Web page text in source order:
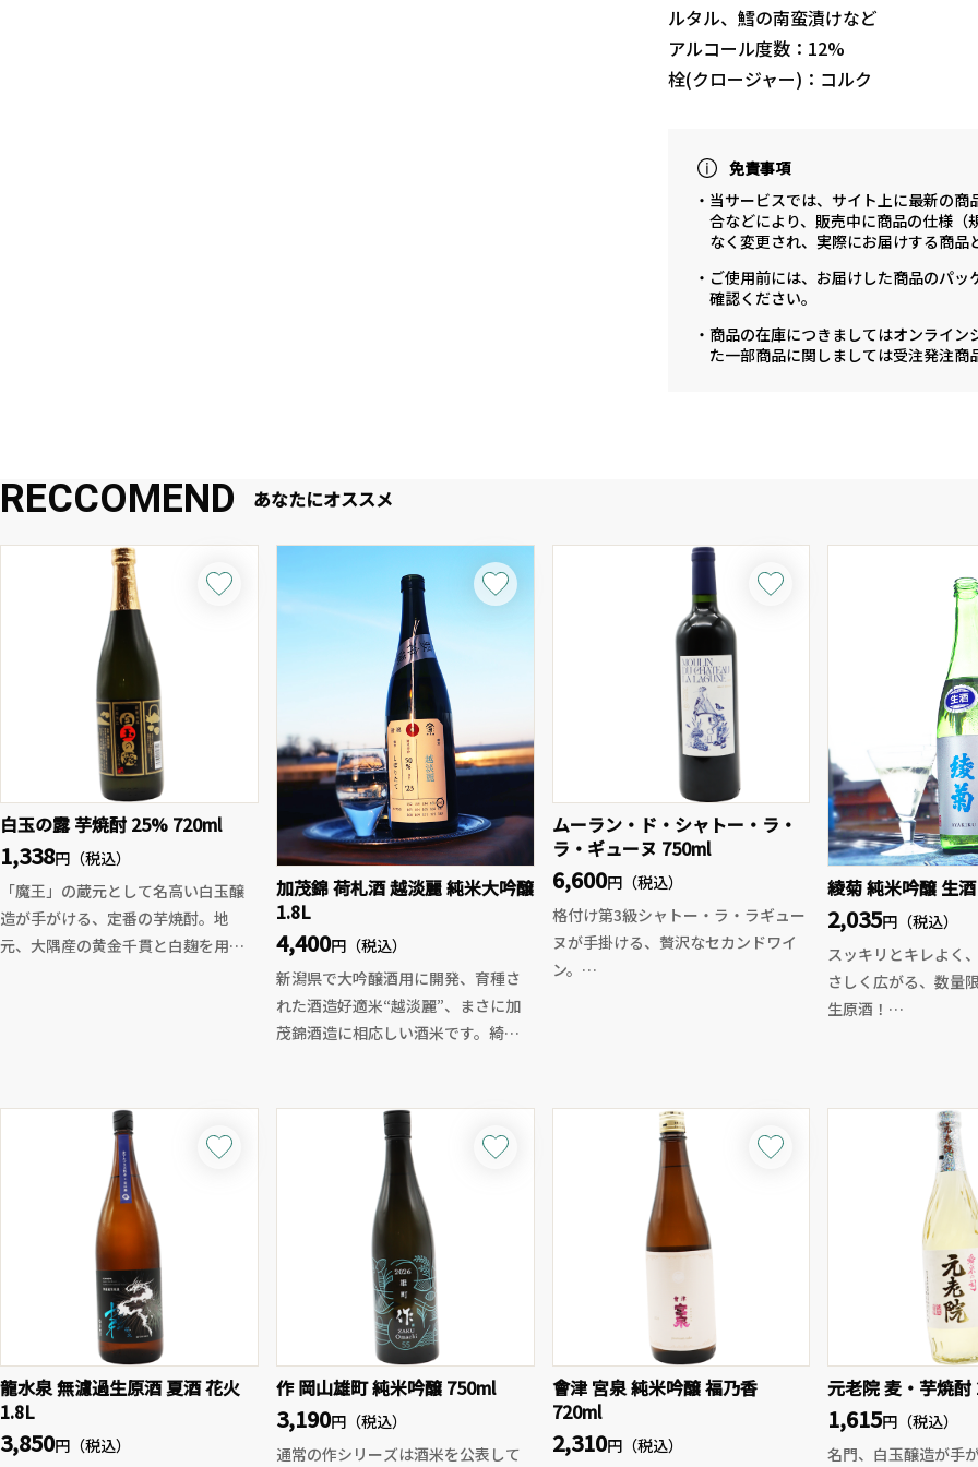
ルタル、鱈の南蛮漬けなど
アルコール度数：12%
栓(クロージャー)：コルク
免責事項
・当サービスでは、サイト上に最新の
合などにより、販売中に商品の仕様
なく変更され、実際にお届けする商
・ご使用前には、お届けした商品のパ
確認ください。
・商品の在庫につきましてはオンライ
た一部商品に関しましては受注発注
RECCOMEND あなたにオススメ
白玉の露 芋焼酎 25% 720ml
1,338円（税込）
「魔王」の蔵元として名高い白玉醸
造が手がける、定番の芋焼酎。地
元、大隅産の黄金千貫と白麹を用
華やかさよりも素朴な旨み、派手さ
よりも日々に寄り添うやさしさを感
じさせる味わいで、ストレート、ロ
ック、水割り、湯割りと飲み方を選ば
ず、日常の一杯としても重宝される
極上のレギュラー酒です。
クセのない飲みやすさと、穏やかな
芋の香りを両立させた一本。魔王に
も通じる、白玉醸造の丁寧な酒づく
りの精神を、是非ご堪能ください。
加茂錦 荷札酒 越淡麗 純米大吟醸
1.8L
4,400円（税込）
新潟県で大吟醸酒用に開発、育種さ
れた酒造好適米“越淡麗”、まさに加
茂錦酒造に相応しい酒米です。綺麗
わい、後味の余韻も優雅で心地よ
い。新潟への拘りを鮮度味と共にお
楽しみください。
ムーラン・ド・シャトー・ラ・
ラ・ギューヌ 750ml
6,600円（税込）
格付け第3級シャトー・ラ・ラギュー
ヌが手掛ける、贅沢なセカンドワイ
ン。
す。
カシスや黒系ベリーの香りに、ほの
かな甘やかさも感じる、女性的でエ
レガントなボルドーの赤ワイン。
フレンチオーク樽で12ヶ月熟成さ
れ、程よく丸みのある飲み心地に仕
雰囲気を気軽に味わいたい」方にお
すすめの1本です。
綾菊 純米吟醸 生
2,035円（税込）
スッキリとキレよく
さしく広がる、数量
生原酒！
られる一本。後口も
よく、透明感のある
生酒ならではのフレ
な飲み口は白身魚の
チョ、冷奴、シラス
おひたしなどと相性
龍水泉 無濾過生原酒 夏酒 花火
1.8L
3,850円（税込）
作 岡山雄町 純米吟醸 750ml
3,190円（税込）
通常の作シリーズは酒米を公表して
會津 宮泉 純米吟醸 福乃香
720ml
2,310円（税込）
元老院 麦・芋焼
1,615円（税込）
名門、白玉醸造が手